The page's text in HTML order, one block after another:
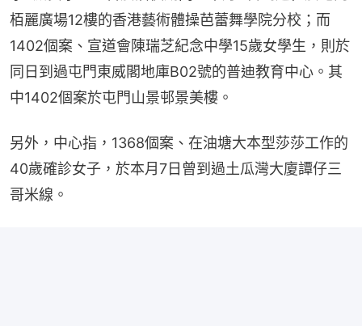
栢麗廣場12樓的香港藝術體操芭蕾舞學院分校；而
1402個案、宣道會陳瑞芝紀念中學15歲女學生，則於
同日到過屯門東威閣地庫B02號的普迪教育中心。其
中1402個案於屯門山景邨景美樓。
另外，中心指，1368個案、在油塘大本型莎莎工作的
40歲確診女子，於本月7日曾到過土瓜灣大廈譚仔三
哥米線。